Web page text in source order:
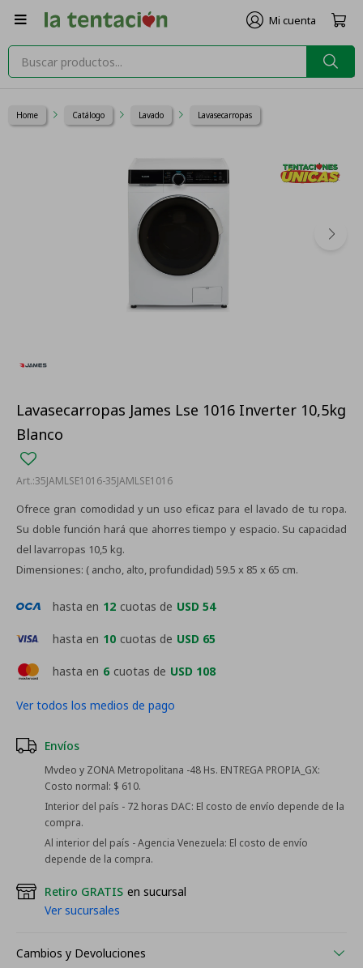

Home Catálogo Lavado Lavasecarropas
Lavasecarropas James Lse 1016 Inverter 10,5kg
Blanco
35JAMLSE1016-35JAMLSE1016
Ofrece gran comodidad y un uso eficaz para el lavado de tu ropa.
Su doble función hará que ahorres tiempo y espacio. Su capacidad
del lavarropas 10,5 kg.
Dimensiones: ( ancho, alto, profundidad) 59.5 x 85 x 65 cm.
hasta en 6 cuotas de USD 108
hasta en 12 cuotas de USD 54
hasta en 10 cuotas de USD 65
Ver todos los medios de pago
Envíos
Mvdeo y ZONA Metropolitana -48 Hs. ENTREGA PROPIA_GX:
Costo normal: $ 610.
Interior del país - 72 horas DAC: El costo de envío depende de la
compra.
Al interior del país - Agencia Venezuela: El costo de envío
depende de la compra.
Retiro GRATIS en sucursal
Ver sucursales
Cambios y Devoluciones